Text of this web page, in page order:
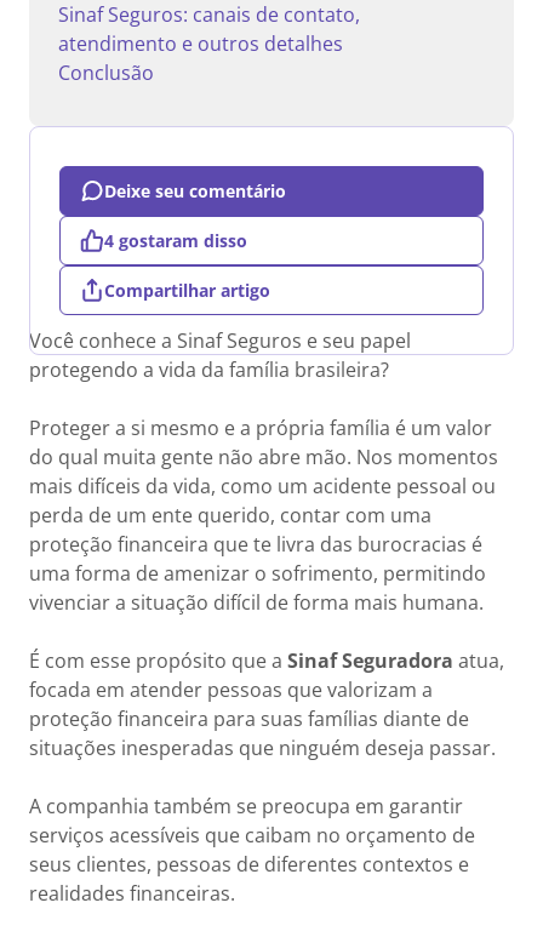
Você conhece a Sinaf Seguros e seu papel
protegendo a vida da família brasileira?
Proteger a si mesmo e a própria família é um valor
do qual muita gente não abre mão. Nos momentos
mais difíceis da vida, como um acidente pessoal ou
perda de um ente querido, contar com uma
proteção financeira que te livra das burocracias é
uma forma de amenizar o sofrimento, permitindo
vivenciar a situação difícil de forma mais humana.
É com esse propósito que a Sinaf Seguradora atua,
focada em atender pessoas que valorizam a
proteção financeira para suas famílias diante de
situações inesperadas que ninguém deseja passar.
A companhia também se preocupa em garantir
serviços acessíveis que caibam no orçamento de
seus clientes, pessoas de diferentes contextos e
realidades financeiras.
Sinaf Seguros: canais de contato,
atendimento e outros detalhes
Conclusão
Deixe seu comentário
4 gostaram disso
Compartilhar artigo